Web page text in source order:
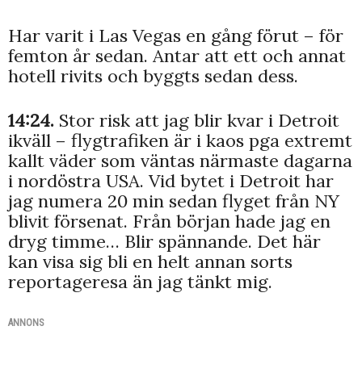
Har varit i Las Vegas en gång förut – för
femton år sedan. Antar att ett och annat
hotell rivits och byggts sedan dess.
14:24. Stor risk att jag blir kvar i Detroit
ikväll – flygtrafiken är i kaos pga extremt
kallt väder som väntas närmaste dagarna
i nordöstra USA. Vid bytet i Detroit har
jag numera 20 min sedan flyget från NY
blivit försenat. Från början hade jag en
dryg timme… Blir spännande. Det här
kan visa sig bli en helt annan sorts
reportageresa än jag tänkt mig.
ANNONS